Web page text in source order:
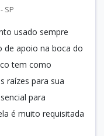
SP
usado sempre
de apoio na boca do
tem como
raízes para sua
para
é muito requisitada